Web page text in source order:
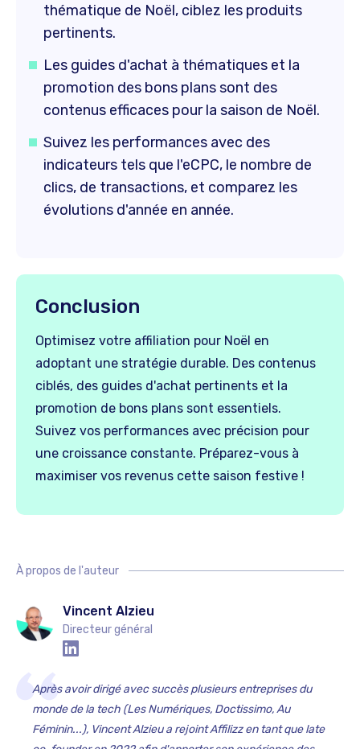
thématique de Noël, ciblez les produits
pertinents.
Les guides d'achat à thématiques et la
promotion des bons plans sont des
contenus efficaces pour la saison de Noël.
Suivez les performances avec des
indicateurs tels que l'eCPC, le nombre de
clics, de transactions, et comparez les
évolutions d'année en année.
Conclusion
Optimisez votre affiliation pour Noël en
adoptant une stratégie durable. Des contenus
ciblés, des guides d'achat pertinents et la
promotion de bons plans sont essentiels.
Suivez vos performances avec précision pour
une croissance constante. Préparez-vous à
maximiser vos revenus cette saison festive !
À propos de l'auteur
Vincent Alzieu
Directeur général
Après avoir dirigé avec succès plusieurs entreprises du
monde de la tech (Les Numériques, Doctissimo, Au
Féminin...), Vincent Alzieu a rejoint Affilizz en tant que late